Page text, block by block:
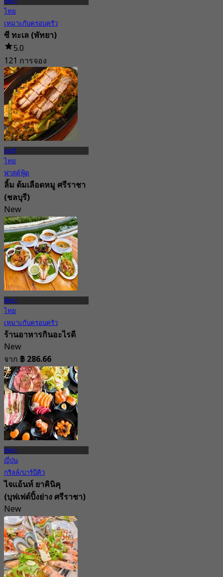
ไทย
เหมาะกับครอบครัว
ซี ทะเล (พัทยา)
5.0
121 การจอง
จาก฿ 473.33
ชลบุรี
ไทย
ฟาสต์ฟู้ด
ลิ้ม ต้มเลือดหมู ศรีราชา
(ชลบุรี)
New
จาก฿ 370
พัทยา
ไทย
เหมาะกับครอบครัว
ร้านอาหารกินอะไรดี
New
จาก ฿ 286.66
พัทยา
ญี่ปุ่น
กริลล์/บาร์บีคิว
ไจแอ้นท์ ยาคินิคุ
(บุฟเฟต์ปิ้งย่าง ศรีราชา)
New
4.5
จาก฿ 499